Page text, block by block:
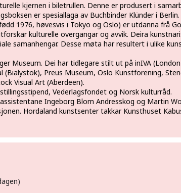
kjernen i biletrullen. Denne er produsert i
er spesiallaga av Buchbinder Klünder i Berlin.
1976, høvesvis i Tokyo og Oslo) er utdanna frå
kulturelle overgangar og avvik. Deira
samanhengar. Desse møta har resultert i ulike
Museum. Dei har tidlegare stilt ut på inIVA
(Bialystok), Preus Museum, Oslo Kunstforening,
Visual Art (Aberdeen).
Vederlagsfondet og Norsk kulturråd.
Ingeborg Blom Andresskog og Martin
Hordaland kunstsenter takkar Kunsthuset